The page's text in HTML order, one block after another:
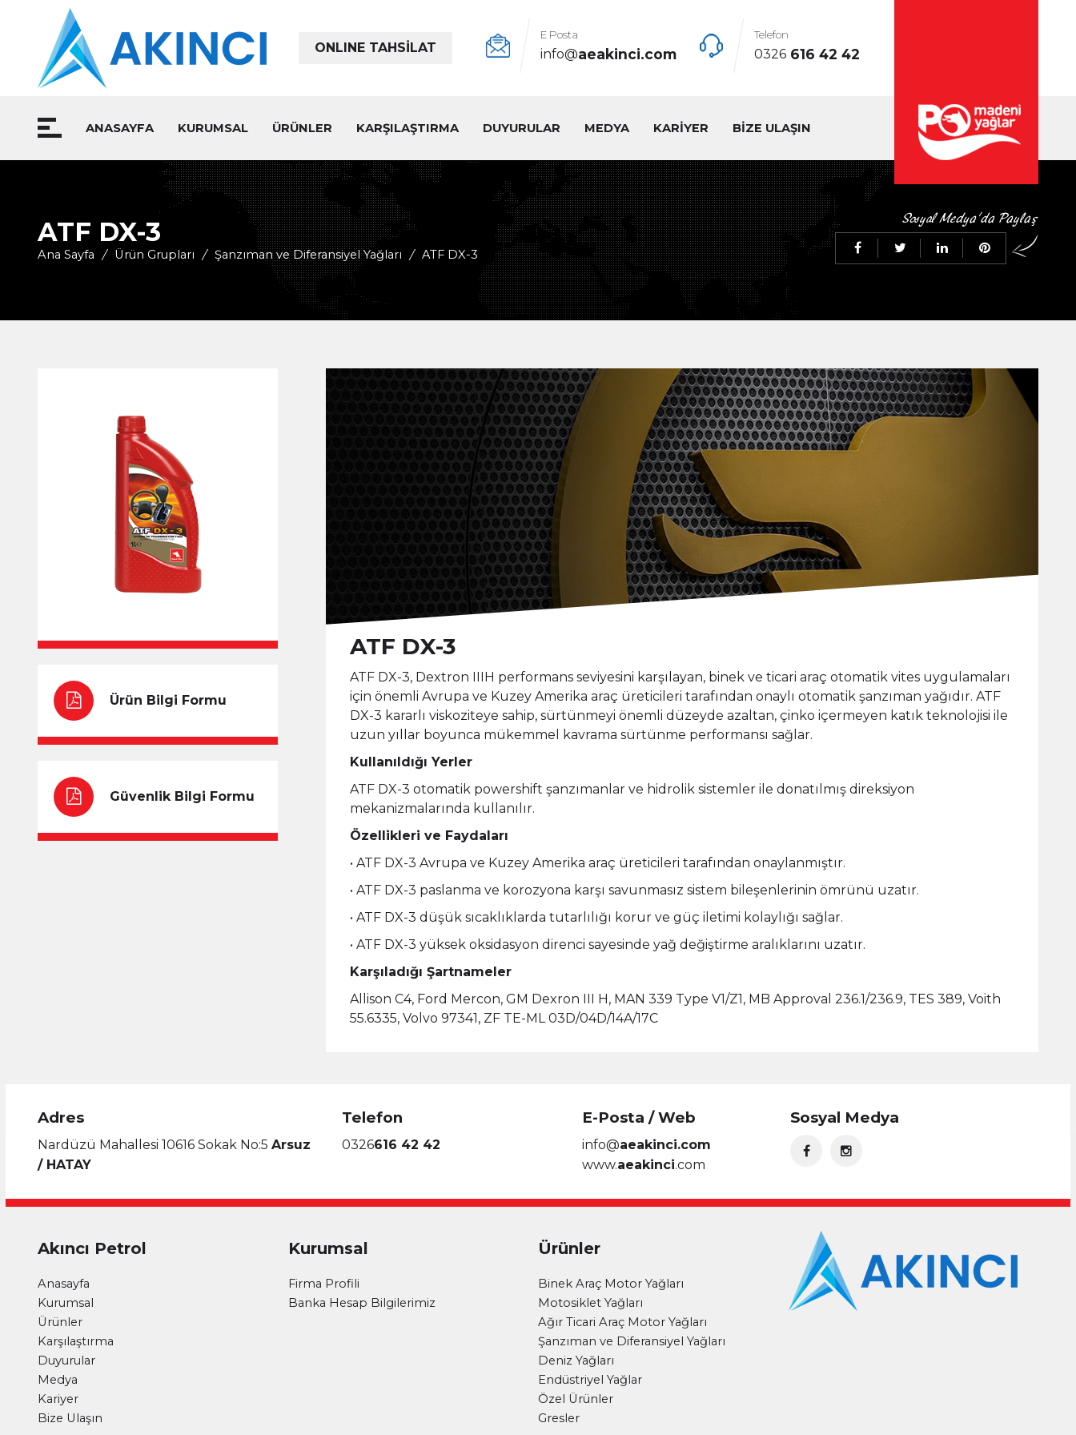
ONLINE TAHSİLAT
E Posta
info@aeakinci.com
Telefon
0326 616 42 42
ANASAYFA KURUMSAL ÜRÜNLER KARŞILAŞTIRMA DUYURULAR MEDYA KARİYER BİZE ULAŞIN
ATF DX-3
Ana Sayfa / Ürün Grupları / Şanzıman ve Diferansiyel Yağları / ATF DX-3
Ürün Bilgi Formu
Güvenlik Bilgi Formu
ATF DX-3
ATF DX-3, Dextron IIIH performans seviyesini karşılayan, binek ve ticari araç otomatik vites uygulamaları
için önemli Avrupa ve Kuzey Amerika araç üreticileri tarafından onaylı otomatik şanzıman yağıdır. ATF
DX-3 kararlı viskoziteye sahip, sürtünmeyi önemli düzeyde azaltan, çinko içermeyen katık teknolojisi ile
uzun yıllar boyunca mükemmel kavrama sürtünme performansı sağlar.
Kullanıldığı Yerler
ATF DX-3 otomatik powershift şanzımanlar ve hidrolik sistemler ile donatılmış direksiyon
mekanizmalarında kullanılır.
Özellikleri ve Faydaları
• ATF DX-3 Avrupa ve Kuzey Amerika araç üreticileri tarafından onaylanmıştır.
• ATF DX-3 paslanma ve korozyona karşı savunmasız sistem bileşenlerinin ömrünü uzatır.
• ATF DX-3 düşük sıcaklıklarda tutarlılığı korur ve güç iletimi kolaylığı sağlar.
• ATF DX-3 yüksek oksidasyon direnci sayesinde yağ değiştirme aralıklarını uzatır.
Karşıladığı Şartnameler
Allison C4, Ford Mercon, GM Dexron III H, MAN 339 Type V1/Z1, MB Approval 236.1/236.9, TES 389, Voith
55.6335, Volvo 97341, ZF TE-ML 03D/04D/14A/17C
Adres
Nardüzü Mahallesi 10616 Sokak No:5 Arsuz
/ HATAY
Telefon
0326616 42 42
E-Posta / Web
info@aeakinci.com
www.aeakinci.com
Sosyal Medya
Akıncı Petrol
Anasayfa
Kurumsal
Ürünler
Karşılaştırma
Duyurular
Medya
Kariyer
Bize Ulaşın
Kurumsal
Firma Profili
Banka Hesap Bilgilerimiz
Ürünler
Binek Araç Motor Yağları
Motosiklet Yağları
Ağır Ticari Araç Motor Yağları
Şanzıman ve Diferansiyel Yağları
Deniz Yağları
Endüstriyel Yağlar
Özel Ürünler
Gresler